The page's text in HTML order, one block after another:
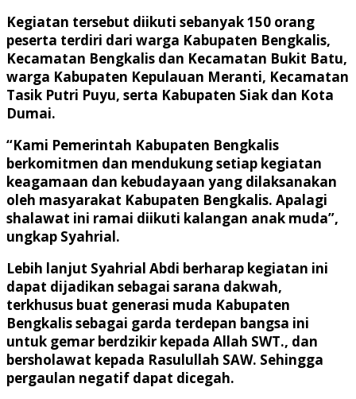
Kegiatan tersebut diikuti sebanyak 150 orang
peserta terdiri dari warga Kabupaten Bengkalis,
Kecamatan Bengkalis dan Kecamatan Bukit Batu,
warga Kabupaten Kepulauan Meranti, Kecamatan
Tasik Putri Puyu, serta Kabupaten Siak dan Kota
Dumai.
“Kami Pemerintah Kabupaten Bengkalis
berkomitmen dan mendukung setiap kegiatan
keagamaan dan kebudayaan yang dilaksanakan
oleh masyarakat Kabupaten Bengkalis. Apalagi
shalawat ini ramai diikuti kalangan anak muda”,
ungkap Syahrial.
Lebih lanjut Syahrial Abdi berharap kegiatan ini
dapat dijadikan sebagai sarana dakwah,
terkhusus buat generasi muda Kabupaten
Bengkalis sebagai garda terdepan bangsa ini
untuk gemar berdzikir kepada Allah SWT., dan
bersholawat kepada Rasulullah SAW. Sehingga
pergaulan negatif dapat dicegah.